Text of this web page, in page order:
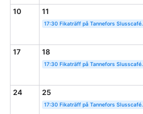
10 11
17:30 Fikaträff på Tannefors Slusscafé.
17 18
17:30 Fikaträff på Tannefors Slusscafé.
24 25
17:30 Fikaträff på Tannefors Slusscafé.